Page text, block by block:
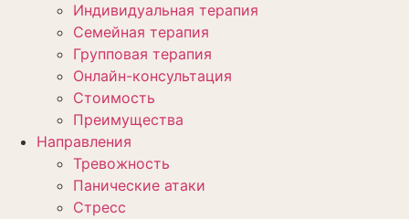
Индивидуальная терапия
Семейная терапия
Групповая терапия
Онлайн-консультация
Стоимость
Преимущества
Направления
Тревожность
Панические атаки
Стресс